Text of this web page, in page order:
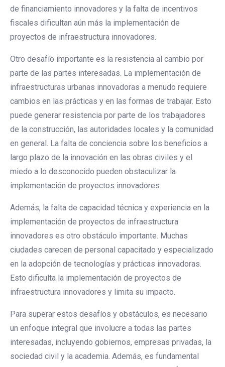
de financiamiento innovadores y la falta de incentivos
fiscales dificultan aún más la implementación de
proyectos de infraestructura innovadores.
Otro desafío importante es la resistencia al cambio por
parte de las partes interesadas. La implementación de
infraestructuras urbanas innovadoras a menudo requiere
cambios en las prácticas y en las formas de trabajar. Esto
puede generar resistencia por parte de los trabajadores
de la construcción, las autoridades locales y la comunidad
en general. La falta de conciencia sobre los beneficios a
largo plazo de la innovación en las obras civiles y el
miedo a lo desconocido pueden obstaculizar la
implementación de proyectos innovadores.
Además, la falta de capacidad técnica y experiencia en la
implementación de proyectos de infraestructura
innovadores es otro obstáculo importante. Muchas
ciudades carecen de personal capacitado y especializado
en la adopción de tecnologías y prácticas innovadoras.
Esto dificulta la implementación de proyectos de
infraestructura innovadores y limita su impacto.
Para superar estos desafíos y obstáculos, es necesario
un enfoque integral que involucre a todas las partes
interesadas, incluyendo gobiernos, empresas privadas, la
sociedad civil y la academia. Además, es fundamental